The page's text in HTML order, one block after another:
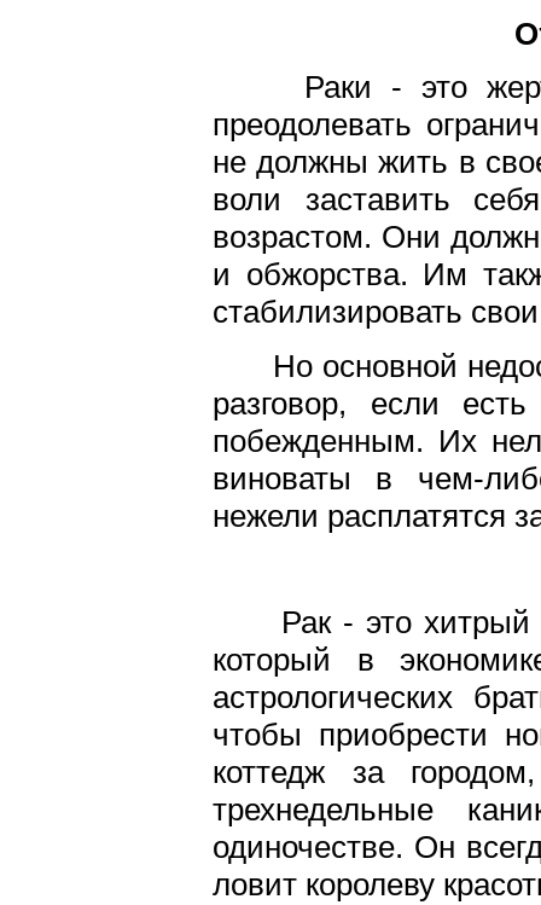
Раки - это
преодолевать
не должны жить в
воли заставить
возрастом. Они
и обжорства. Им
стабилизировать
Но основной
разговор, если
побежденным. Их
виноваты в чем-
нежели расплатятся
Рак - это хитрый
который в
астрологических
чтобы приобрести
коттедж за
трехнедельные
одиночестве. Он
ловит королеву